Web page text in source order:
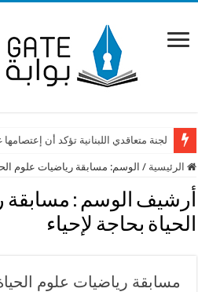
لجنة متعاقدي اللبنانية تؤكد أن
الرئيسية / الوسم: مسابقة رياضيات علوم
أرشيف الوسم : مسابقة
الحياة بحاجة لإحياء
مسابقة رياضيات علوم